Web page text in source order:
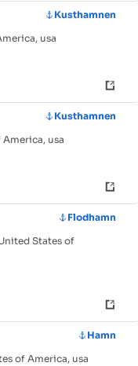
Kusthamnen
usa
Kusthamnen
America, usa
Flodhamn
States of
Hamn
of America, usa